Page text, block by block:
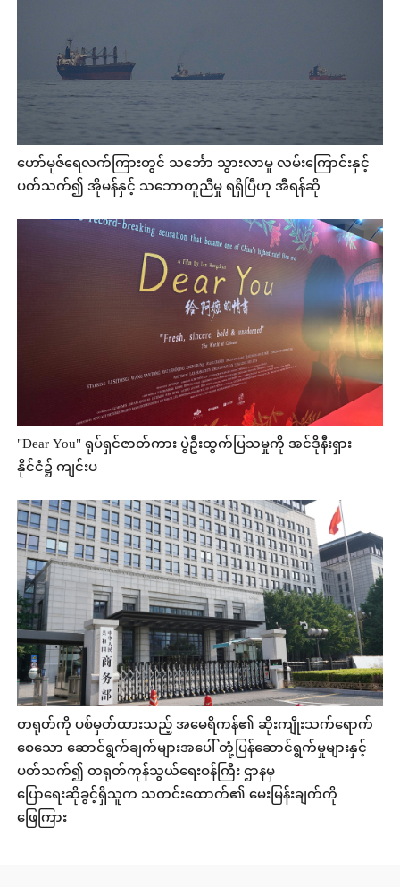
ဟော်မုဇ်ရေလက်ကြားတွင် သင်္ဘော သွားလာမှု လမ်းကြောင်းနှင့်
ပတ်သက်၍ အိုမန်နှင့် သဘောတူညီမှု ရရှိပြီဟု အီရန်ဆို
"Dear You" ရုပ်ရှင်ဇာတ်ကား ပွဲဦးထွက်ပြသမှုကို အင်ဒိုနီးရှား
နိုင်ငံ၌ ကျင်းပ
တရုတ်ကို ပစ်မှတ်ထားသည့် အမေရိကန်၏ ဆိုးကျိုးသက်ရောက်
စေသော ဆောင်ရွက်ချက်များအပေါ် တုံ့ပြန်ဆောင်ရွက်မှုများနှင့်
ပတ်သက်၍ တရုတ်ကုန်သွယ်ရေးဝန်ကြီး ဌာနမှ
ပြောရေးဆိုခွင့်ရှိသူက သတင်းထောက်၏ မေးမြန်းချက်ကို
ဖြေကြား